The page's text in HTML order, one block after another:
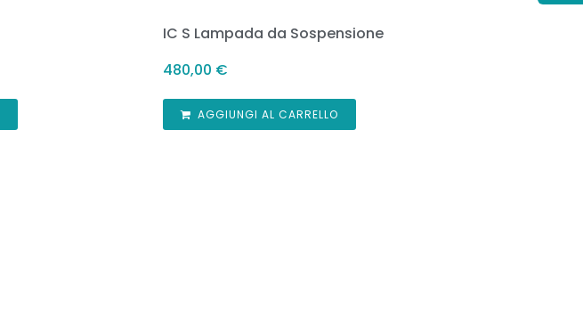
IC S Lampada da Sospensione
480,00 €
AGGIUNGI AL CARRELLO